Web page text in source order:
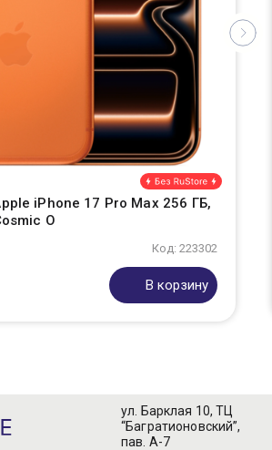
iPhone 17 Pro Max 256 ГБ,
O
Код: 223302
В корзину
ул. Барклая 10, ТЦ
“Багратионовский”,
пав. А-7